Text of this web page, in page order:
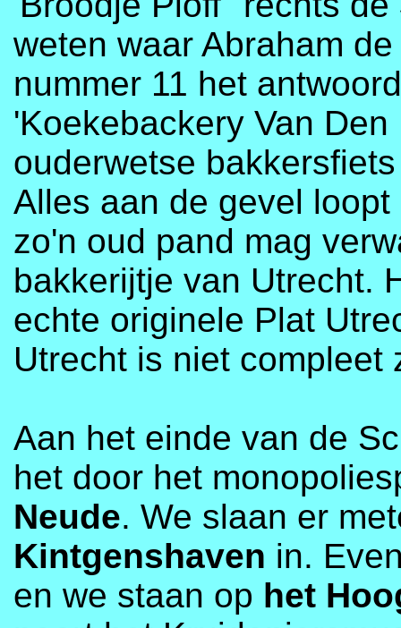
weten waar Abraham
nummer 11 het
'Koekebackery Van
ouderwetse
Alles aan de gevel
zo'n oud pand mag
bakkerijtje van Utrecht.
echte originele Plat
Utrecht is niet compleet
Aan het einde van de
het door het
Neude. We slaan er
Kintgenshaven in.
en we staan op het